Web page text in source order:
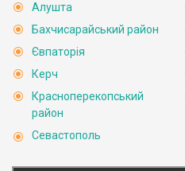
Алушта
Бахчисарайський район
Євпаторія
Керч
Красноперекопський
район
Севастополь